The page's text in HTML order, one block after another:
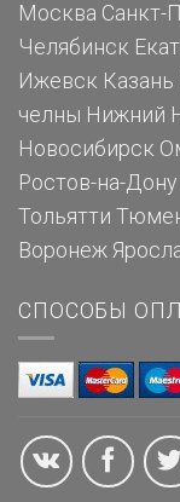
Москва Санкт-
Челябинск
Ижевск Казань
челны Нижний
Новосибирск
Ростов-на-Дону
Тольятти
Воронеж
СПОСОБЫ